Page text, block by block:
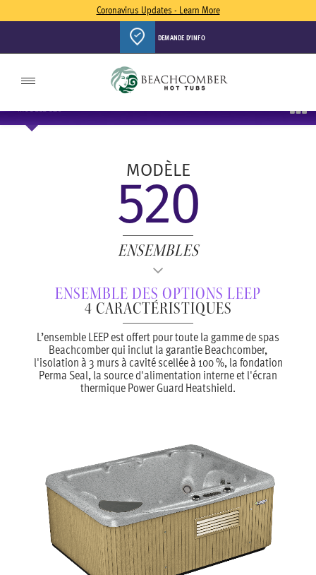
Coronavirus Updates - Learn More
DEMANDE D'INFO
Toggle
MODÈLE520
MODÈLE
520
ENSEMBLES
ENSEMBLE DES OPTIONS LEEP
4 CARACTÉRISTIQUES
L’ensemble LEEP est offert pour toute la gamme de spas
Beachcomber qui inclut la garantie Beachcomber,
l'isolation à 3 murs à cavité scellée à 100 %, la fondation
Perma Seal, la source d'alimentation interne et l'écran
thermique Power Guard Heatshield.